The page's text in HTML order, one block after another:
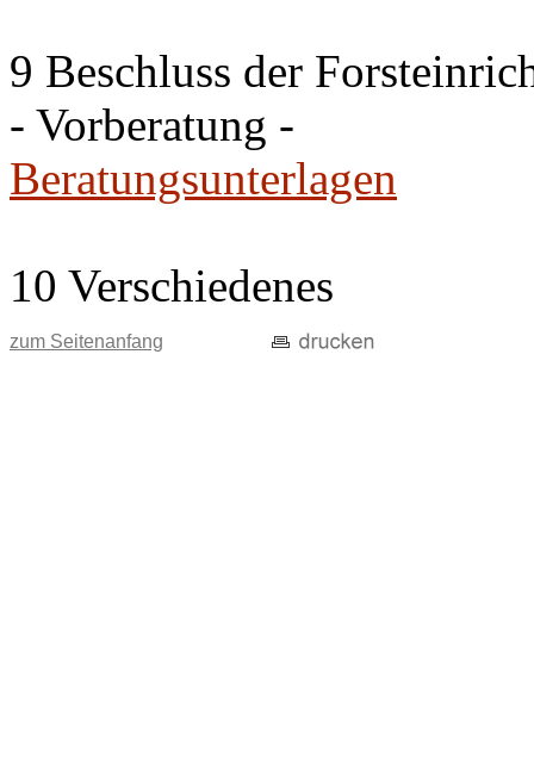
9 Beschluss der
- Vorberatung -
Beratungsunterlagen
10 Verschiedenes
zum Seitenanfang